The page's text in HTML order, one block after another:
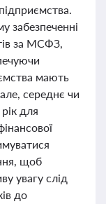
забезпеченні
за МСФЗ,
мають
середнє чи
для
щоб
увагу слід
до